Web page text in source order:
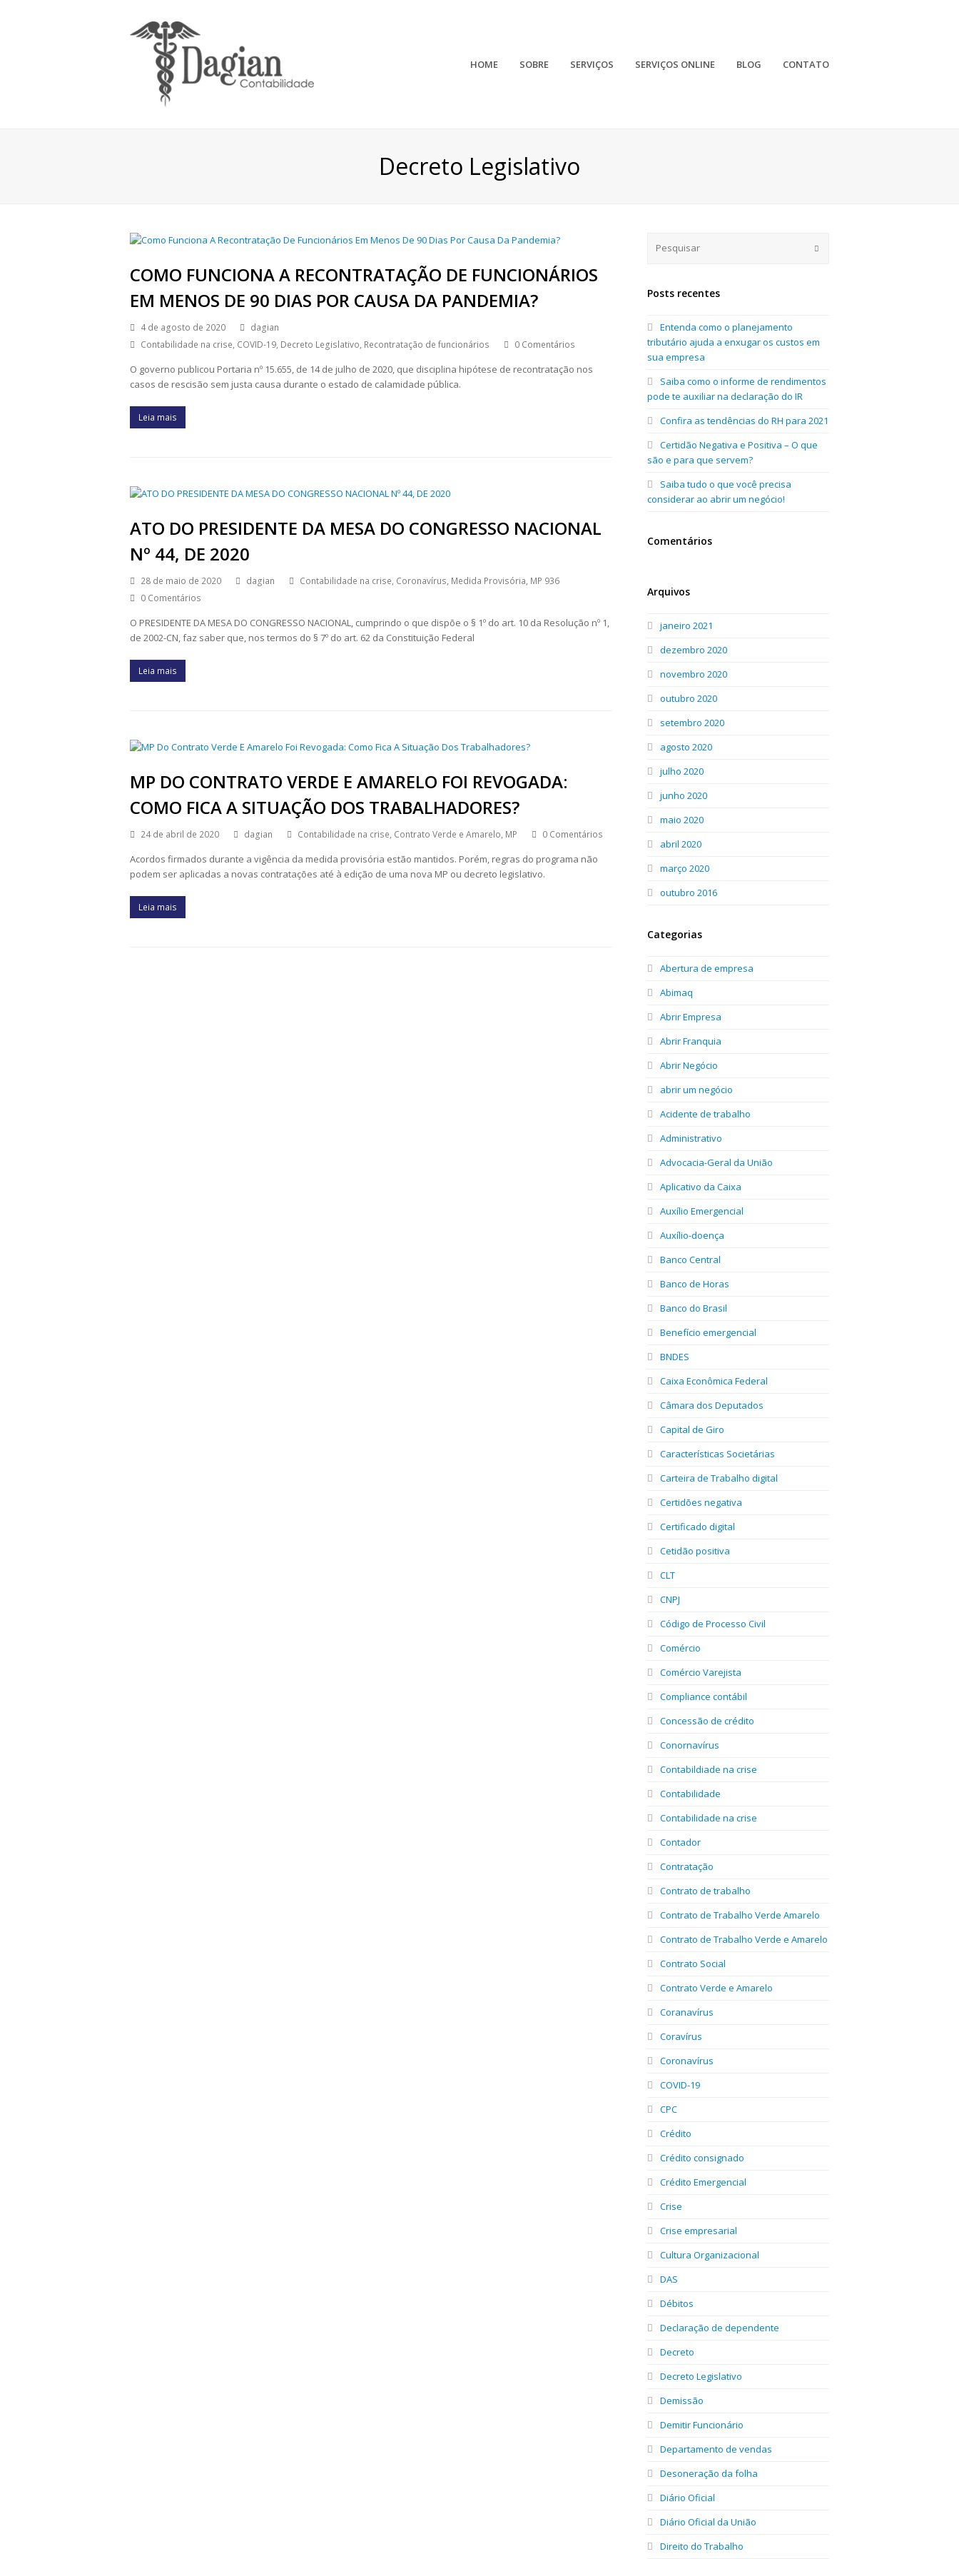
HOME SOBRE SERVIÇOS SERVIÇOS ONLINE BLOG CONTATO
Decreto Legislativo
COMO FUNCIONA A RECONTRATAÇÃO DE FUNCIONÁRIOS
EM MENOS DE 90 DIAS POR CAUSA DA PANDEMIA?
4 de agosto de 2020
dagian
Contabilidade na crise, COVID-19, Decreto Legislativo, Recontratação de funcionários 0 Comentários
O governo publicou Portaria nº 15.655, de 14 de julho de 2020, que disciplina hipótese de recontratação nos
casos de rescisão sem justa causa durante o estado de calamidade pública.
Leia mais
ATO DO PRESIDENTE DA MESA DO CONGRESSO NACIONAL
Nº 44, DE 2020
28 de maio de 2020 dagian Contabilidade na crise, Coronavírus, Medida Provisória, MP 936
0 Comentários
O PRESIDENTE DA MESA DO CONGRESSO NACIONAL, cumprindo o que dispõe o § 1º do art. 10 da Resolução nº 1,
de 2002-CN, faz saber que, nos termos do § 7º do art. 62 da Constituição Federal
Leia mais
MP DO CONTRATO VERDE E AMARELO FOI REVOGADA:
COMO FICA A SITUAÇÃO DOS TRABALHADORES?
24 de abril de 2020 dagian Contabilidade na crise, Contrato Verde e Amarelo, MP 0 Comentários
Acordos firmados durante a vigência da medida provisória estão mantidos. Porém, regras do programa não
podem ser aplicadas a novas contratações até à edição de uma nova MP ou decreto legislativo.
Leia mais
Posts recentes
Entenda como o planejamento
tributário ajuda a enxugar os custos em
sua empresa
Saiba como o informe de rendimentos
pode te auxiliar na declaração do IR
Confira as tendências do RH para 2021
Certidão Negativa e Positiva – O que
são e para que servem?
Saiba tudo o que você precisa
considerar ao abrir um negócio!
Comentários
Arquivos
janeiro 2021
dezembro 2020
novembro 2020
outubro 2020
setembro 2020
agosto 2020
julho 2020
junho 2020
maio 2020
abril 2020
março 2020
outubro 2016
Categorias
Abertura de empresa
Abimaq
Abrir Empresa
Abrir Franquia
Abrir Negócio
abrir um negócio
Acidente de trabalho
Administrativo
Advocacia-Geral da União
Aplicativo da Caixa
Auxílio Emergencial
Auxílio-doença
Banco Central
Banco de Horas
Banco do Brasil
Benefício emergencial
BNDES
Caixa Econômica Federal
Câmara dos Deputados
Capital de Giro
Características Societárias
Carteira de Trabalho digital
Certidões negativa
Certificado digital
Cetidão positiva
CLT
CNPJ
Código de Processo Civil
Comércio
Comércio Varejista
Compliance contábil
Concessão de crédito
Conornavírus
Contabildiade na crise
Contabilidade
Contabilidade na crise
Contador
Contratação
Contrato de trabalho
Contrato de Trabalho Verde Amarelo
Contrato de Trabalho Verde e Amarelo
Contrato Social
Contrato Verde e Amarelo
Coranavírus
Coravírus
Coronavírus
COVID-19
CPC
Crédito
Crédito consignado
Crédito Emergencial
Crise
Crise empresarial
Cultura Organizacional
DAS
Débitos
Declaração de dependente
Decreto
Decreto Legislativo
Demissão
Demitir Funcionário
Departamento de vendas
Desoneração da folha
Diário Oficial
Diário Oficial da União
Direito do Trabalho